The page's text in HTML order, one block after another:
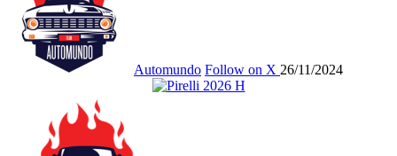
Automundo Follow on X 26/11/2024